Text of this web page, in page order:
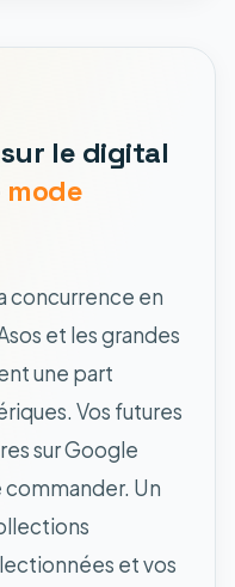
le digital
mode
concurrence en
et les grandes
une part
Vos futures
sur Google
commander. Un
et vos